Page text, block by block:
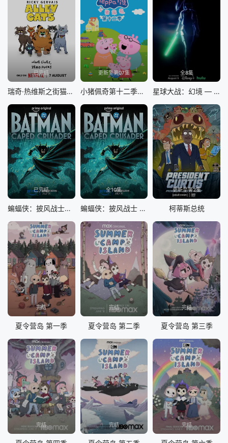
已完结
瑞奇·热维斯之街猫一族
更新至第07集
小猪佩奇第十二季国语
全8集
星球大战：幻境 — 第九个绝地武士
已完结
蝙蝠侠：披风战士第二季
全10集
蝙蝠侠：披风战士 第二季
更新至第2集
柯蒂斯总统
完结
夏令营岛 第一季
完结
夏令营岛 第二季
完结
夏令营岛 第三季
完结 完结 完结